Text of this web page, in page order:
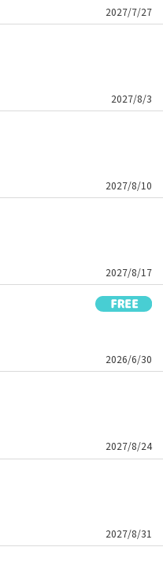
2027/7/27
2027/8/3
2027/8/10
2027/8/17
2026/6/30
2027/8/24
2027/8/31